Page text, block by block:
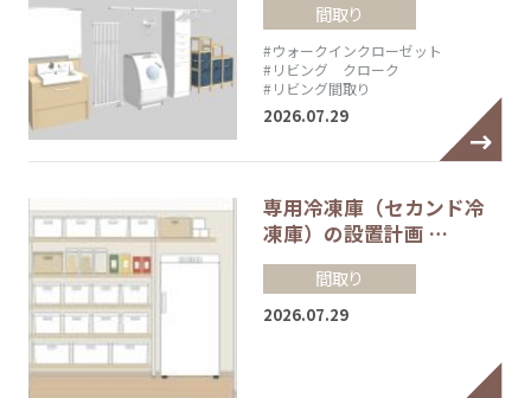
間取り
#ウォークインクローゼット
#リビング クローク
#リビング間取り
2026.07.29
専用冷凍庫（セカンド冷
凍庫）の設置計画 …
間取り
2026.07.29